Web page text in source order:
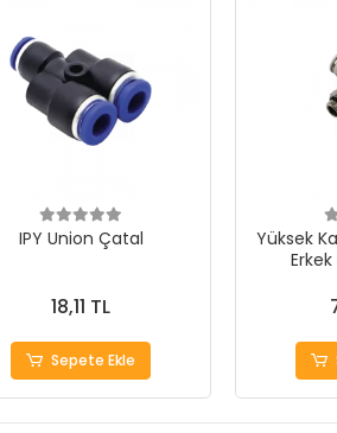
IPY Union Çatal
18,11 TL
Sepete Ekle
Yüksek